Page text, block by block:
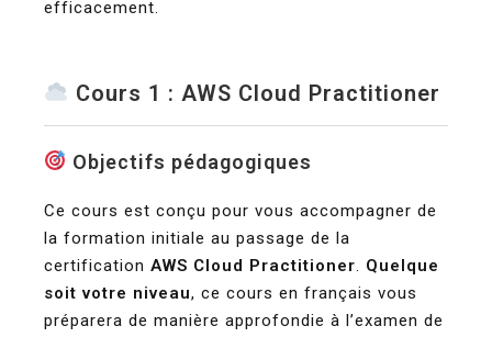
efficacement.
Cours 1 : AWS Cloud Practitioner
Objectifs pédagogiques
Ce cours est conçu pour vous accompagner de
la formation initiale au passage de la
certification AWS Cloud Practitioner
Quelque
soit votre niveau, ce cours en français vous
préparera de manière approfondie à l’examen de